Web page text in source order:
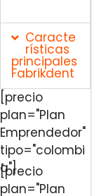
Caracte
rísticas
principales
Fabrikdent
[precio
plan="Plan
Emprendedor"
tipo="colombi
a"]
[precio
plan="Plan